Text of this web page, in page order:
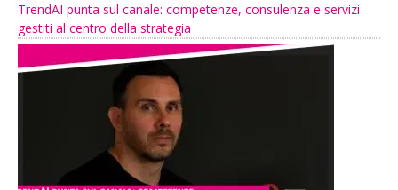
TrendAI punta sul canale: competenze, consulenza e servizi
gestiti al centro della strategia